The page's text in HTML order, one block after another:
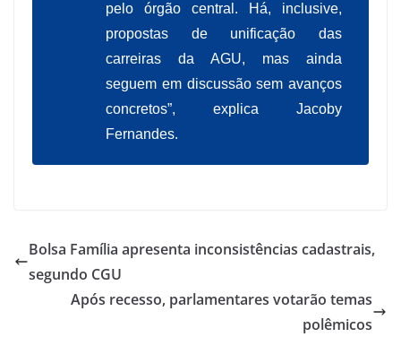
pelo órgão central. Há, inclusive,
propostas de unificação das
carreiras da AGU, mas ainda
seguem em discussão sem avanços
concretos”, explica Jacoby
Fernandes.
Bolsa Família apresenta inconsistências cadastrais,
segundo CGU
Após recesso, parlamentares votarão temas
polêmicos